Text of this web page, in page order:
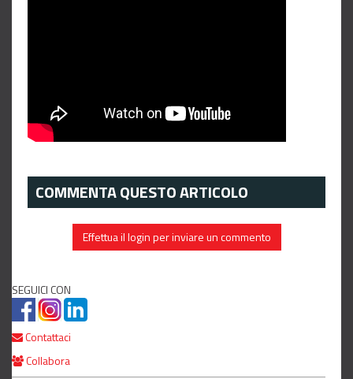
COMMENTA QUESTO ARTICOLO
Effettua il login per inviare un commento
SEGUICI CON
Contattaci
Collabora